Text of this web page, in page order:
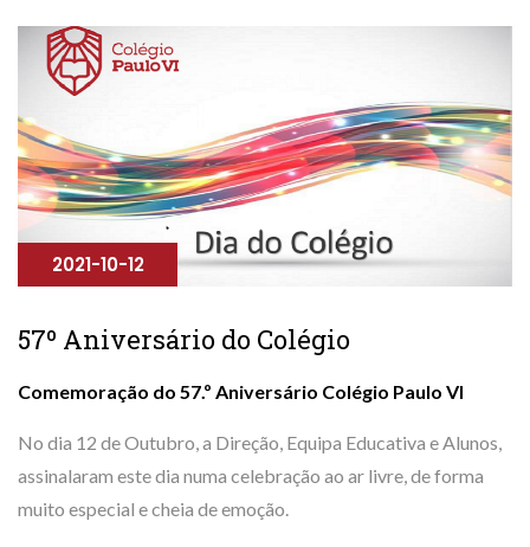
2021-10-12
57º Aniversário do Colégio
Comemoração do 57.º Aniversário Colégio Paulo VI
No dia 12 de Outubro, a Direção, Equipa Educativa e Alunos,
assinalaram este dia numa celebração ao ar livre, de forma
muito especial e cheia de emoção.